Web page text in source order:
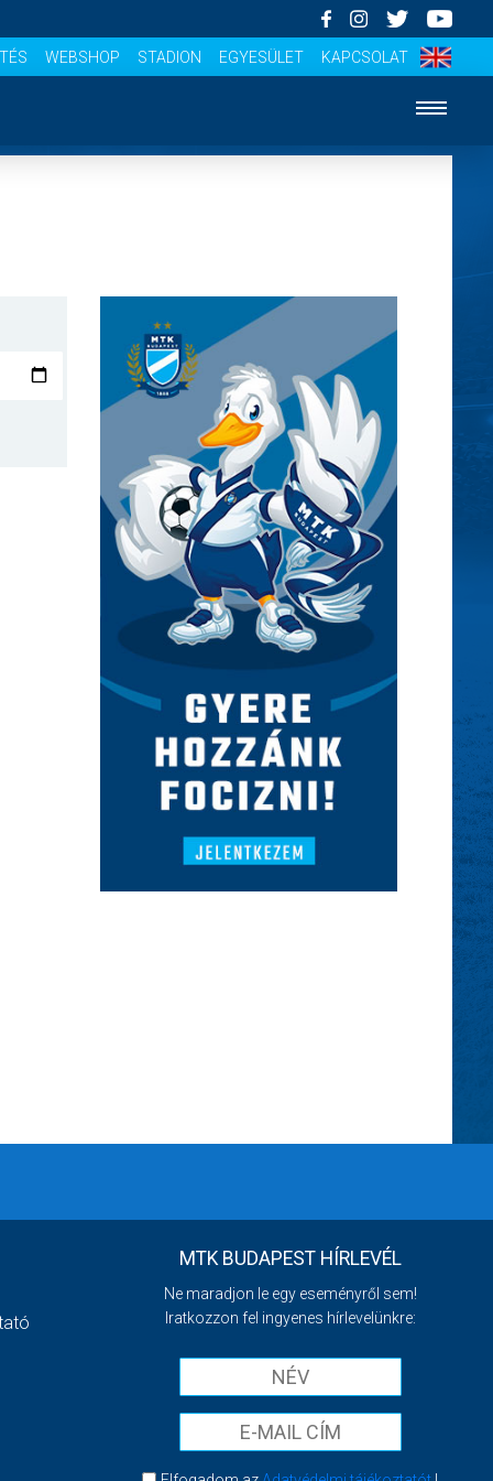
WEBSHOP STADION EGYESÜLET KAPCSOLAT
MTK BUDAPEST HÍRLEVÉL
Ne maradjon le egy eseményről sem!
Iratkozzon fel ingyenes hírlevelünkre: